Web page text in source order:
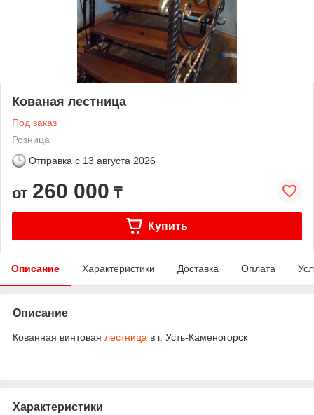
Кованая лестница
Под заказ
Розница
Отправка с 13 августа 2026
от 260 000 ₸
Купить
Описание Характеристики Доставка Оплата
Описание
Кованная винтовая лестница в г. Усть-Каменогорск
Характеристики